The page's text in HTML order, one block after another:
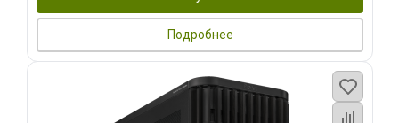
Подробнее